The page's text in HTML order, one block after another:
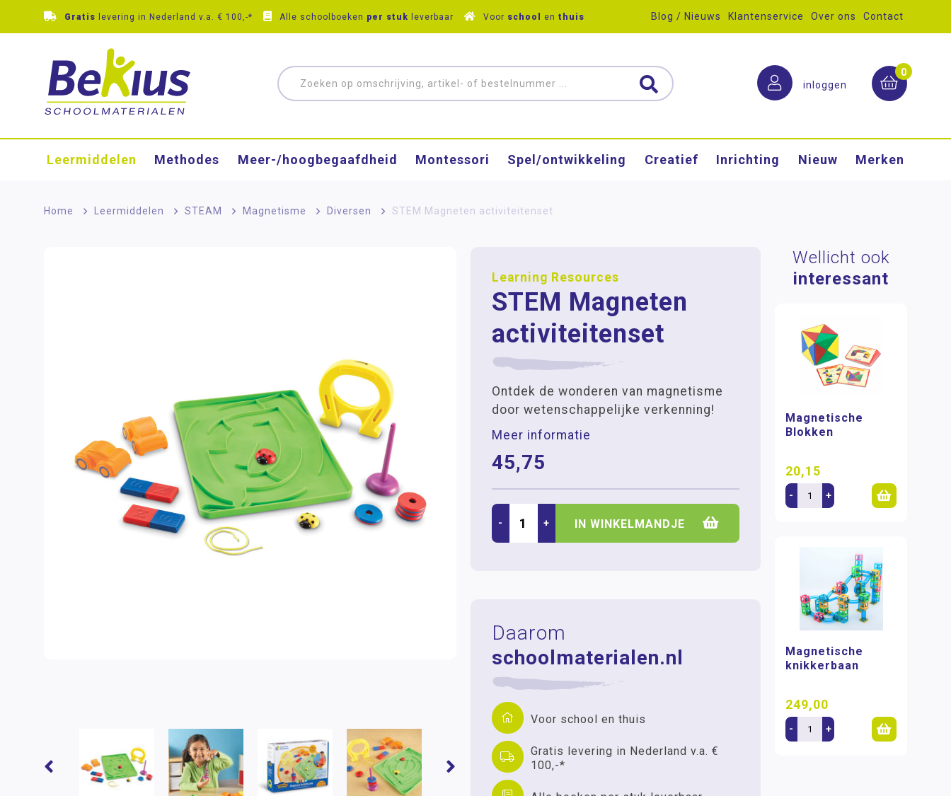
Gratis levering in Nederland v.a. € 100,-* Alle schoolboeken per stuk leverbaar Voor school en thuis Blog / Nieuws Klantenservice Over ons Contact
inloggen
0
Leermiddelen Methodes Meer-/hoog­begaafdheid Montessori Spel/ontwikkeling Creatief Inrichting Nieuw Merken
Home > Leermiddelen > STEAM > Magnetisme > Diversen > STEM Magneten activiteitenset
Learning Resources
STEM Magneten
activiteitenset
Ontdek de wonderen van magnetisme
door wetenschappelijke verkenning!
Meer informatie
45,75
- + IN WINKELMANDJE
Daarom
schoolmaterialen.nl
Voor school en thuis
Gratis levering in Nederland v.a. €
100,-*
Wellicht ook
interessant
Magnetische
Blokken
20,15
- +
Magnetische
knikkerbaan
249,00
- +